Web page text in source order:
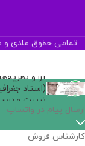
تمامی حقوق مادی و
آرا و
(استاد
تربیت
ارسال پیام در واتساپ
کارشناس فروش